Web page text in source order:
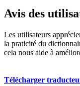
Avis des
Les utilisateurs
la praticité du
cela nous aide à
Télécharger